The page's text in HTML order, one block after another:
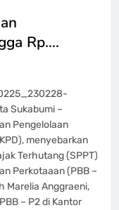
Rp….
Sukabumi –
Pengelolaan
menyebarkan
Terhutang (SPPT)
Perkotaaan (PBB –
Marelia Anggraeni,
– P2 di Kantor